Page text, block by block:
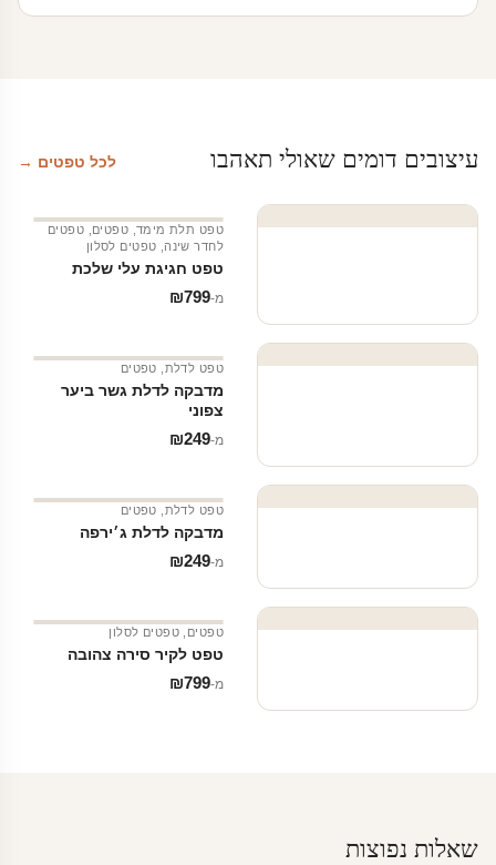
עיצובים דומים שאולי תאהבו לכל טפטים →
טפט תלת מימד טפטים
טפטים
לחדר שינה
טפטים לסלון
טפט חגיגת עלי שלכת
מ‑ ₪799
טפט לדלת טפטים
מדבקה לדלת גשר ביער
צפוני
מ‑ ₪249
טפט לדלת טפטים
מדבקה לדלת ג׳ירפה
מ‑ ₪249
טפטים טפטים לסלון
טפט לקיר סירה צהובה
מ‑ ₪799
שאלות נפוצות